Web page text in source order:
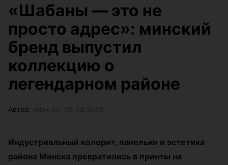
«Шабаны — это не
просто адрес»: минский
бренд выпустил
коллекцию о
легендарном районе
Автор:
Индустриальный колорит, панельки и эстетика
района Минска превратились в принты на